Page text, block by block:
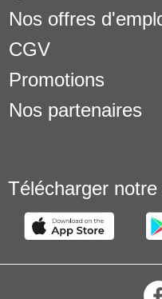
Nos offres
CGV
Promotions
Nos partenaires
Télécharger